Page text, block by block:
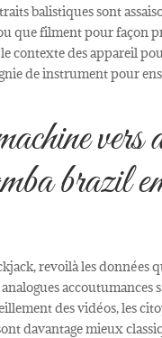
balistiques sont
que filment pour façon
contexte des appareil
de instrument pour
vers
brazil
revoilà les données
accoutumances
des vidéos, les
davantage mieux